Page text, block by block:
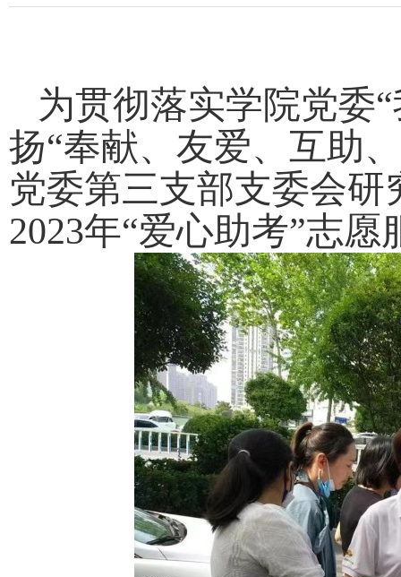
为贯彻落实学院党委
扬“奉献、友爱、互助
党委第三支部支委会
2023年“爱心助考”志愿